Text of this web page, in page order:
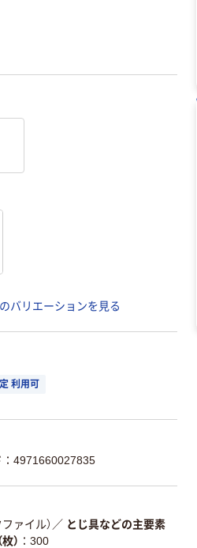
バリエーションを見る
利用可
：4971660027835
ァイル） ／ とじ具などの主要素
）
300